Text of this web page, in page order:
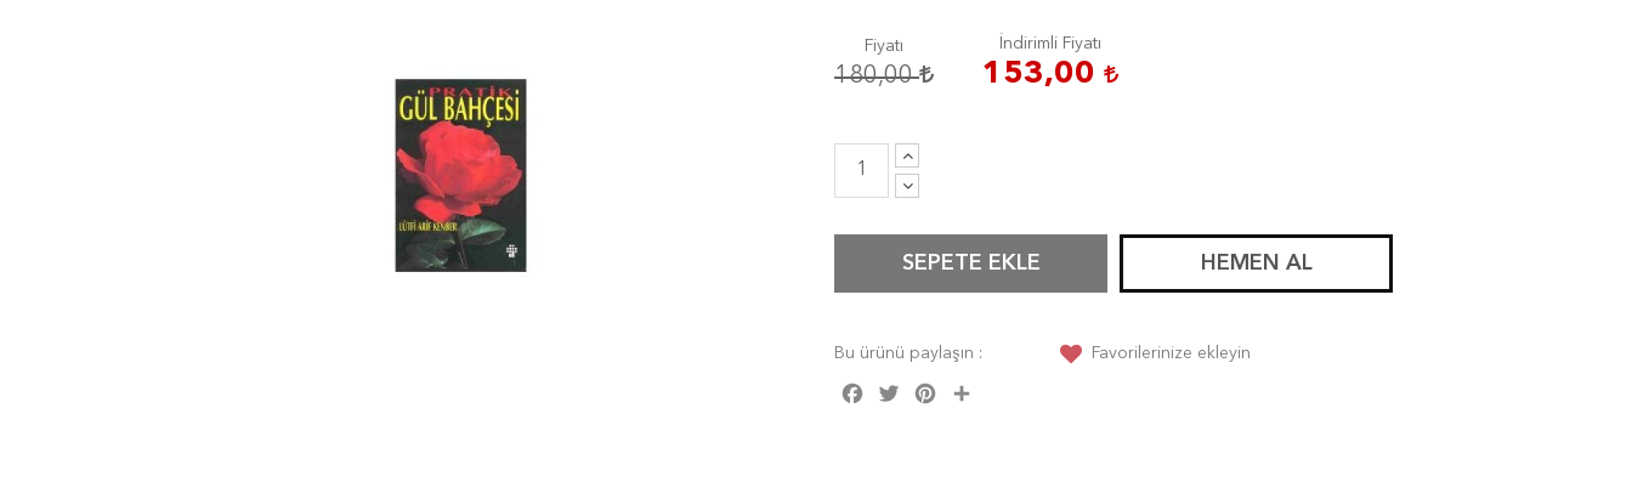
Fiyatı
180,00
İndirimli Fiyatı
153,00
SEPETE EKLE HEMEN AL
Bu ürünü paylaşın :
Facebook
Twitter Pinterest
Favorilerinize ekleyin